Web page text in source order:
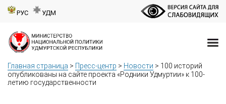
РУС УДМ
Главная страница > Пресс-центр > Новости > 100 историй
опубликованы на сайте проекта «Родники Удмуртии» к 100-
летию государственности